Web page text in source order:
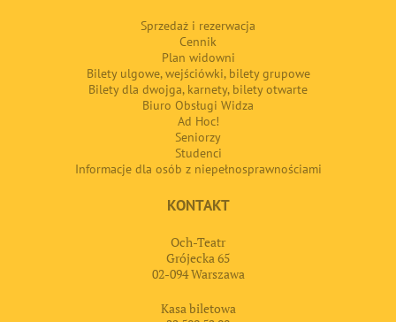
Sprzedaż i rezerwacja
Cennik
Plan widowni
Bilety ulgowe, wejściówki, bilety grupowe
Bilety dla dwojga, karnety, bilety otwarte
Biuro Obsługi Widza
Ad Hoc!
Seniorzy
Studenci
Informacje dla osób z niepełnosprawnościami
KONTAKT
Och-Teatr
Grójecka 65
02-094 Warszawa
Kasa biletowa